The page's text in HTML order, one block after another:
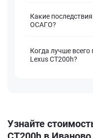
Какие
ОСАГО?
Когда лучше
Lexus CT200h?
Узнайте